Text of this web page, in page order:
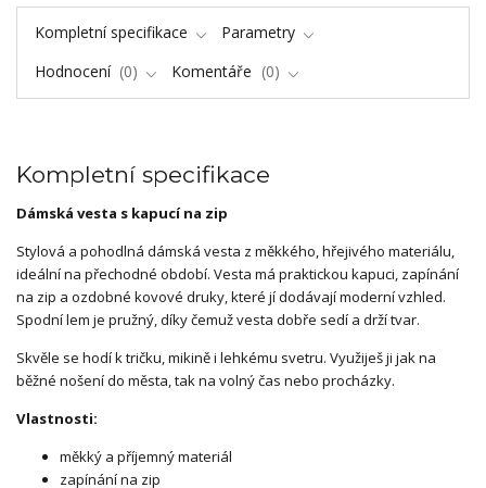
Kompletní specifikace
Parametry
Hodnocení
0 Komentáře 0
Kompletní specifikace
Dámská vesta s kapucí na zip
Stylová a pohodlná dámská vesta z měkkého, hřejivého materiálu,
ideální na přechodné období. Vesta má praktickou kapuci, zapínání
na zip a ozdobné kovové druky, které jí dodávají moderní vzhled.
Spodní lem je pružný, díky čemuž vesta dobře sedí a drží tvar.
Skvěle se hodí k tričku, mikině i lehkému svetru. Využiješ ji jak na
běžné nošení do města, tak na volný čas nebo procházky.
Vlastnosti:
měkký a příjemný materiál
zapínání na zip